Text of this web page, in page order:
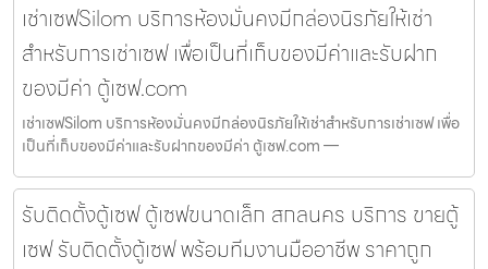
เช่าเซฟSilom บริการห้องมั่นคงมีกล่องนิรภัยให้เช่า
สำหรับการเช่าเซฟ เพื่อเป็นที่เก็บของมีค่าและรับฝาก
ของมีค่า ตู้เซฟ.com
เช่าเซฟSilom บริการห้องมั่นคงมีกล่องนิรภัยให้เช่าสำหรับการเช่าเซฟ เพื่อ
เป็นที่เก็บของมีค่าและรับฝากของมีค่า ตู้เซฟ.com —
รับติดตั้งตู้เซฟ ตู้เซฟขนาดเล็ก สกลนคร บริการ ขายตู้
เซฟ รับติดตั้งตู้เซฟ พร้อมทีมงานมืออาชีพ ราคาถูก